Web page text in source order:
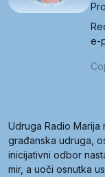
e-
Udruga Radio
građanska udruga,
inicijativni odbor
mir, a uoči osnutka